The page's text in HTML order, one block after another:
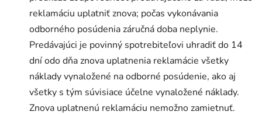
reklamáciu uplatniť znova; počas vykonávania
odborného posúdenia záručná doba neplynie.
Predávajúci je povinný spotrebiteľovi uhradiť do 14
dní odo dňa znova uplatnenia reklamácie všetky
náklady vynaložené na odborné posúdenie, ako aj
všetky s tým súvisiace účelne vynaložené náklady.
Znova uplatnenú reklamáciu nemožno zamietnuť.